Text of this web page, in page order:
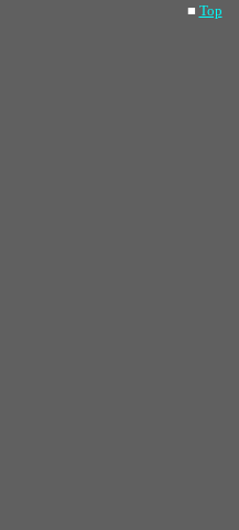
■ Top